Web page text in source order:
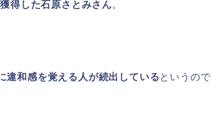
得した石原さとみさん。
違和感を覚える人が続出しているというので